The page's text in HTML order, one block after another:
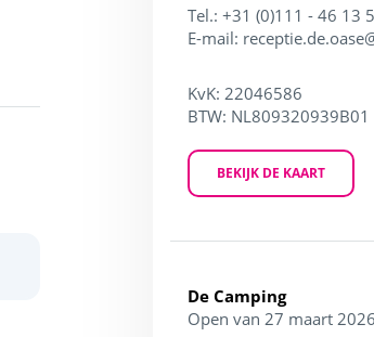
Tel.: +31 (0)111 - 46 13
E-mail:
KvK: 22046586
BTW: NL809320939B01
BEKIJK DE KAART
De Camping
Open van 27 maart